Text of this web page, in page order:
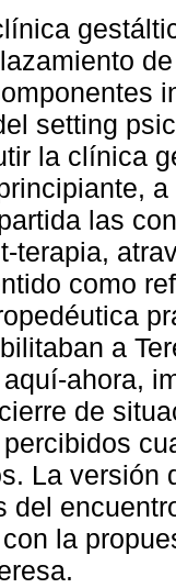
setting
la clínica
las
terapia,
como
a
ahora,
de
La versión
del
la